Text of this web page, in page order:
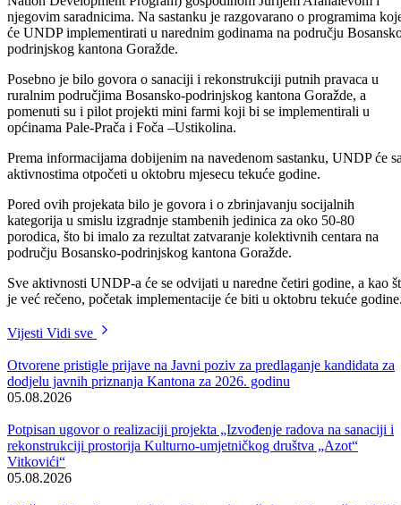
Bosnu i Hercegovinu u Sarajevu sa rezidentnim koordinatorom UN-a
u Bosni i Hercegovini koji je ujedno šef misije UNDP-a (United
Nation Development Program) gospodinom Jurijem Afanaievom i
će UNDP implementirati u narednim godinama na području
podrinjskog kantona Goražde.
Posebno je bilo govora o sanaciji i rekonstrukciji putnih pravaca u
pomenuti su i pilot projekti mini farmi koji bi se implementirali u
općinama Pale-Prača i Foča –Ustikolina.
Prema informacijama dobijenim na navedenom sastanku, UNDP će
aktivnostima otpočeti u oktobru mjesecu tekuće godine.
Pored ovih projekata bilo je govora i o zbrinjavanju socijalnih
porodica, što bi imalo za rezultat zatvaranje kolektivnih centara na
području Bosansko-podrinjskog kantona Goražde.
Sve aktivnosti UNDP-a će se odvijati u naredne četiri godine, a kao
VijestiVidi sve